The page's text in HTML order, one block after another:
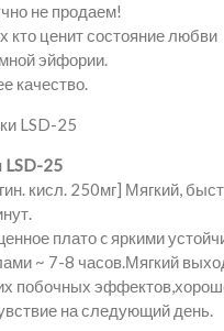
не продаем!
кто ценит состояние любви
эйфории.
качество.
LSD-25
кисл. 250мг] Мягкий,
плато c яркими
~ 7-8 часов.Мягкий
побочных
на следующий день.